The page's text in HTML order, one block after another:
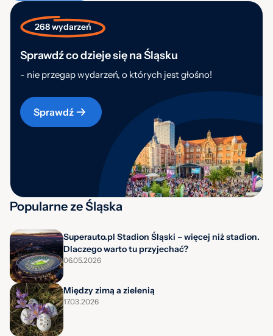
268 wydarzeń
Sprawdź co dzieje się na Śląsku
- nie przegap wydarzeń, o których jest głośno!
Sprawdź
Popularne ze Śląska
Superauto.pl Stadion Śląski – więcej niż stadion.
Dlaczego warto tu przyjechać?
06.05.2026
Między zimą a zielenią
17.03.2026